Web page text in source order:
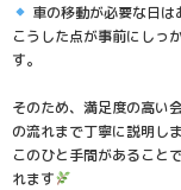
車の移動が必要な日は
こうした点が事前にしっ
す。
そのため、満足度の高い
の流れまで丁寧に説明しま
このひと手間があること
れます